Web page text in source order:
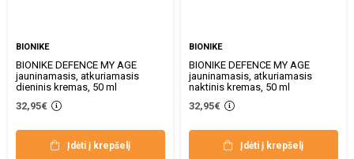
BIONIKE
BIONIKE DEFENCE MY AGE
jauninamasis, atkuriamasis
dieninis kremas, 50 ml
32,95€
Įdėti į krepšelį
BIONIKE
BIONIKE DEFENCE MY AGE
jauninamasis, atkuriamasis
naktinis kremas, 50 ml
32,95€
Įdėti į krepšelį